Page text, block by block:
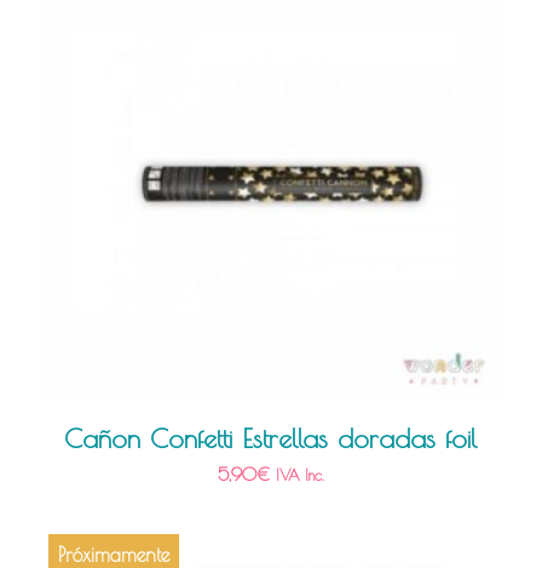
Cañon Confetti Estrellas doradas foil
5,90€ IVA Inc.
Próximamente